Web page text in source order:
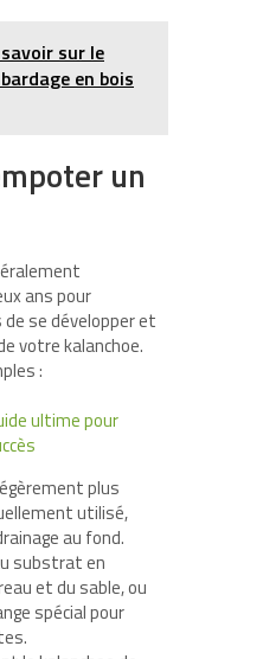
sur le
en bois
un
ans pour
se développer et
votre kalanchoe.
:
ultime pour
plus
utilisé,
au fond.
substrat en
et du sable, ou
spécial pour